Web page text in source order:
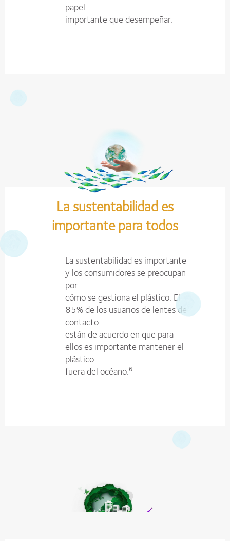
papel
importante que desempeñar.
La sustentabilidad es
importante para todos
La sustentabilidad es importante
y los consumidores se preocupan
por
cómo se gestiona el plástico. El
85% de los usuarios de lentes de
contacto
están de acuerdo en que para
ellos es importante mantener el
plástico
fuera del océano.6